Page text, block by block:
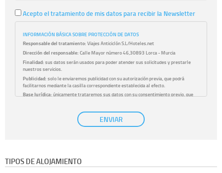
Acepto el tratamiento de mis datos para recibir la Newsletter
INFORMACIÓN BÁSICA SOBRE PROTECCIÓN DE DATOS
Responsable del tratamiento: Viajes Anticiclón S.L/Hoteles.net
Dirección del responsable: Calle Mayor número 46,30893 Lorca - Murcia
Finalidad: sus datos serán usados para poder atender sus solicitudes y prestarle
nuestros servicios.
Publicidad: solo le enviaremos publicidad con su autorización previa, que podrá
facilitarnos mediante la casilla correspondiente establecida al efecto.
Base Jurídica: únicamente trataremos sus datos con su consentimiento previo, que
con carácter general, sólo el personal de nuestra entidad que esté
debidamente autorizado podrá tener conocimiento de la información que le pedimos.
No se comunicarán datos a terceros.
sobre cómo tratamos sus datos en la
ENVIAR
TIPOS DE ALOJAMIENTO